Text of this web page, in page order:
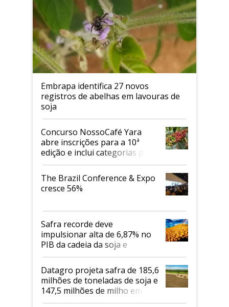
Embrapa identifica 27 novos
registros de abelhas em lavouras de
soja
Concurso NossoCafé Yara
abre inscrições para a 10ª
edição e inclui categorias para
cafés Canephora
The Brazil Conference & Expo
cresce 56%
Safra recorde deve
impulsionar alta de 6,87% no
PIB da cadeia da soja e
biodiesel em 2026
Datagro projeta safra de 185,6
milhões de toneladas de soja e
147,5 milhões de milho em
2026/27